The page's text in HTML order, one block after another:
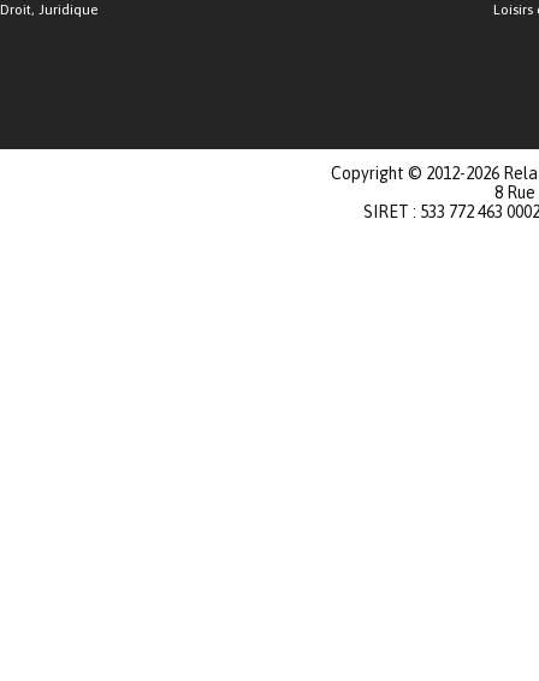
Droit, Juridique
Loisirs
Copyright © 2012-2026
8
SIRET : 533 772 463